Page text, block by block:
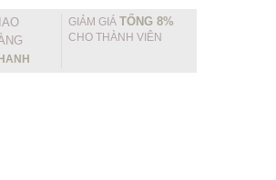
GIẢM GIÁ TỔNG 8%
CHO THÀNH VIÊN